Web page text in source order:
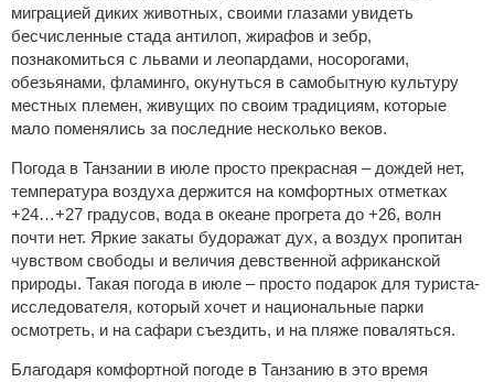
миграцией диких животных, своими глазами увидеть
бесчисленные стада антилоп, жирафов и зебр,
познакомиться с львами и леопардами, носорогами,
обезьянами, фламинго, окунуться в самобытную культуру
местных племен, живущих по своим традициям, которые
мало поменялись за последние несколько веков.
Погода в Танзании в июле просто прекрасная – дождей нет,
температура воздуха держится на комфортных отметках
+24…+27 градусов, вода в океане прогрета до +26, волн
почти нет. Яркие закаты будоражат дух, а воздух пропитан
чувством свободы и величия девственной африканской
природы. Такая погода в июле – просто подарок для туриста-
исследователя, который хочет и национальные парки
осмотреть, и на сафари съездить, и на пляже поваляться.
Благодаря комфортной погоде в Танзанию в это время